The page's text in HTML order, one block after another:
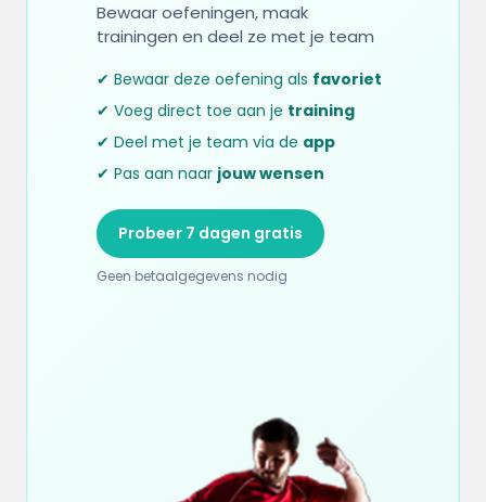
Bewaar oefeningen, maak
trainingen en deel ze met je team
✔ Bewaar deze oefening als favoriet
✔ Voeg direct toe aan je training
✔ Deel met je team via de app
✔ Pas aan naar jouw wensen
Probeer 7 dagen gratis
Geen betaalgegevens nodig